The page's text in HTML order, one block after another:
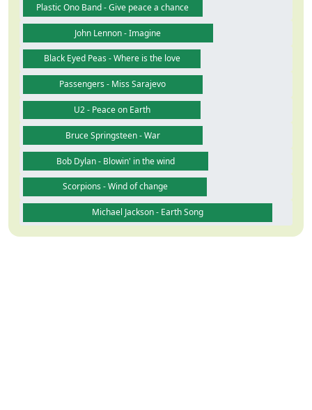
Plastic Ono Band - Give peace a chance
John Lennon - Imagine
Black Eyed Peas - Where is the love
Passengers - Miss Sarajevo
U2 - Peace on Earth
Bruce Springsteen - War
Bob Dylan - Blowin' in the wind
Scorpions - Wind of change
Michael Jackson - Earth Song